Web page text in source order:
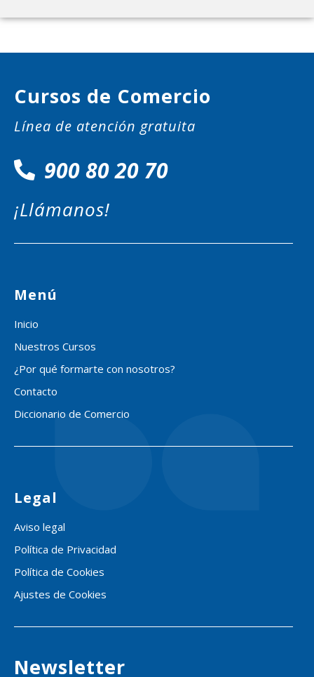
Cursos de Comercio
Línea de atención gratuita
900 80 20 70
¡Llámanos!
Menú
Inicio
Nuestros Cursos
¿Por qué formarte con nosotros?
Contacto
Diccionario de Comercio
Legal
Aviso legal
Política de Privacidad
Política de Cookies
Ajustes de Cookies
Newsletter